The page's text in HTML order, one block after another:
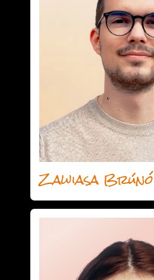
Zawiasa Brúnó